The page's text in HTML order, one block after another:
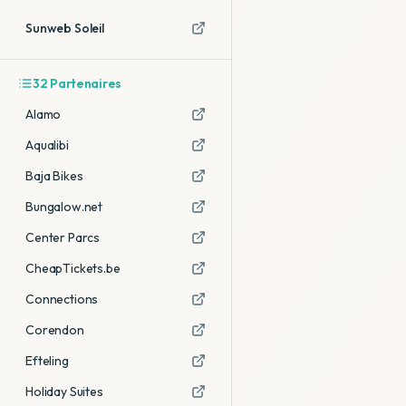
Sunweb Soleil
32 Partenaires
Alamo
Aqualibi
Baja Bikes
Bungalow.net
Center Parcs
CheapTickets.be
Connections
Corendon
Efteling
Holiday Suites